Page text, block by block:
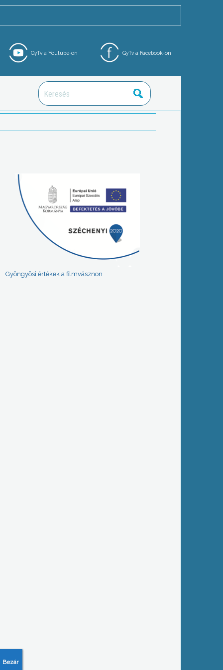
GyTv a Facebook-on
GyTv a Youtube-on
Gyöngyösi értékek a filmvásznon